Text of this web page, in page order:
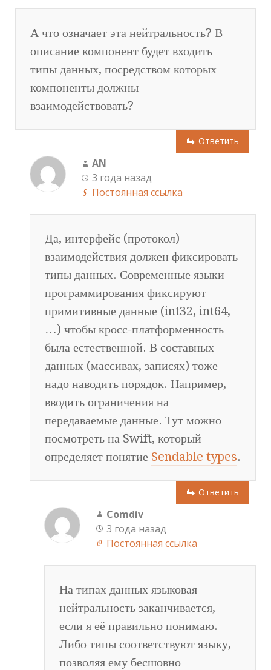
А что означает эта нейтральность? В
описание компонент будет входить
типы данных, посредством которых
компоненты должны
взаимодействовать?
Ответить
AN
3 года назад
Постоянная ссылка
Да, интерфейс (протокол)
взаимодействия должен фиксировать
типы данных. Современные языки
программирования фиксируют
примитивные данные (int32, int64,
…) чтобы кросс-платформенность
была естественной. В составных
данных (массивах, записях) тоже
надо наводить порядок. Например,
вводить ограничения на
передаваемые данные. Тут можно
посмотреть на Swift, который
определяет понятие Sendable types.
Ответить
Comdiv
3 года назад
Постоянная ссылка
На типах данных языковая
нейтральность заканчивается,
если я её правильно понимаю.
Либо типы соответствуют языку,
позволяя ему бесшовно